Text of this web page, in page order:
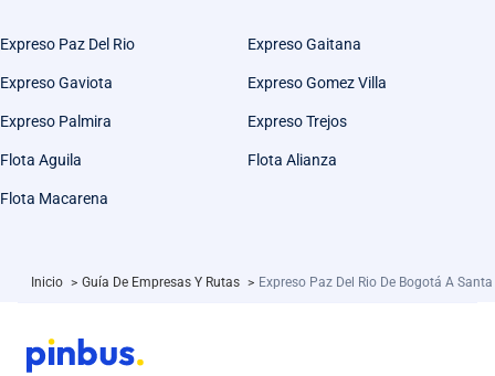
Expreso Paz Del Rio Expreso Gaitana
Expreso Gaviota Expreso Gomez Villa
Expreso Palmira Expreso Trejos
Flota Aguila Flota Alianza
Flota Macarena
Inicio > Guía De Empresas Y Rutas > Expreso Paz Del Rio De Bogotá A